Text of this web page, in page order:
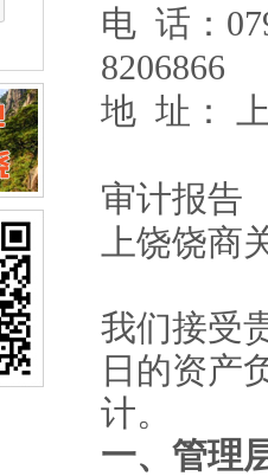
电 话
8206866
地 址：
审计报告
上饶饶商
我们接受
日的资产
计。
一、管理